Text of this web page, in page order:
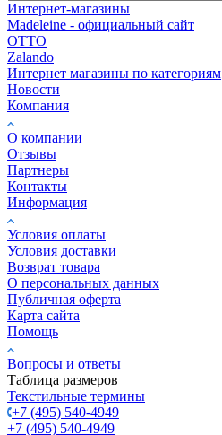
Интернет-магазины
Madeleine - официальный сайт
OTTO
Zalando
Интернет магазины по категориям
Новости
Компания
О компании
Отзывы
Партнеры
Контакты
Информация
Условия оплаты
Условия доставки
Возврат товара
О персональных данных
Публичная оферта
Карта сайта
Помощь
Вопросы и ответы
Таблица размеров
Текстильные термины
+7 (495) 540-4949
+7 (495) 540-4949